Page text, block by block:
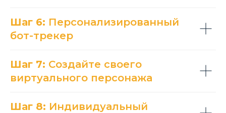
Шаг 6: Персонализированный
бот-трекер
Шаг 7: Создайте своего
виртуального персонажа
Шаг 8: Индивидуальный